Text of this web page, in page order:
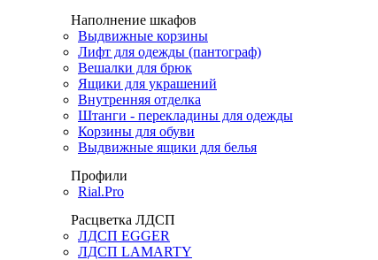
Наполнение шкафов
Выдвижные корзины
Лифт для одежды (пантограф)
Вешалки для брюк
Ящики для украшений
Внутренняя отделка
Штанги - перекладины для одежды
Корзины для обуви
Выдвижные ящики для белья
Профили
Rial.Pro
Расцветка ЛДСП
ЛДСП EGGER
ЛДСП LAMARTY